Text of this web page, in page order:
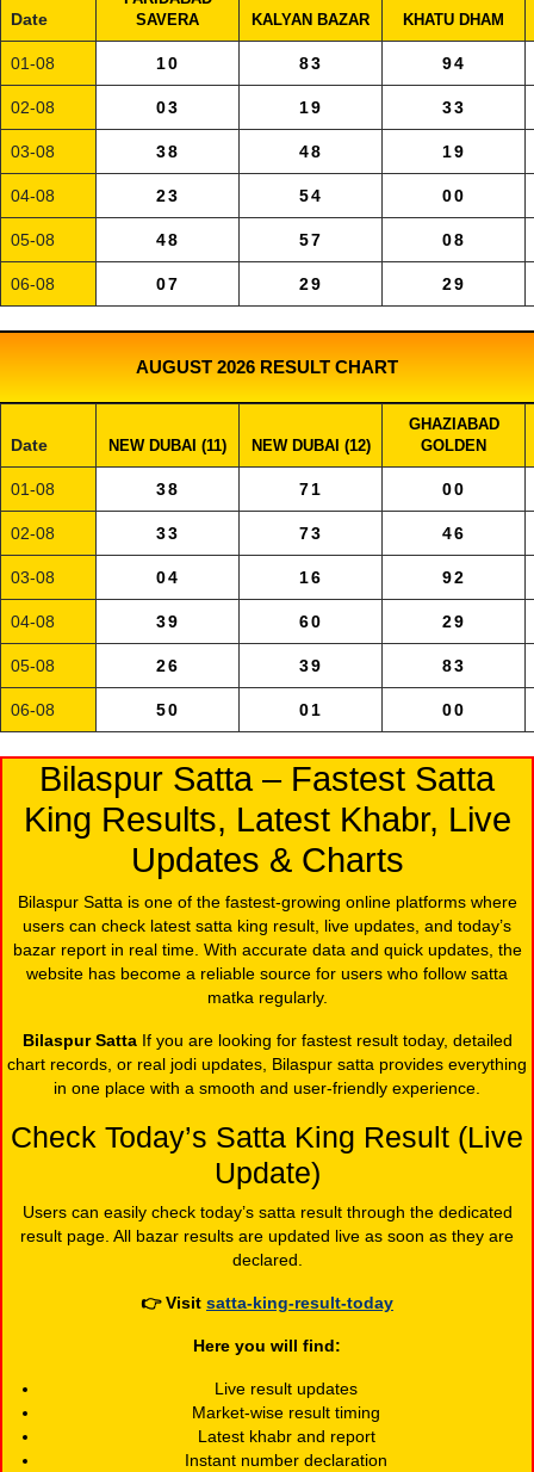
Date
SAVERA
KALYAN BAZAR KHATU DHAM
01-08 10 83 94
02-08 03 19 33
03-08 38 48 19
04-08 23 54 00
05-08 48 57 08
06-08 07 29 29
AUGUST 2026 RESULT CHART
Date NEW DUBAI (11) NEW DUBAI (12)
GHAZIABAD
GOLDEN
01-08 38 71 00
02-08 33 73 46
03-08 04 16 92
04-08 39 60 29
05-08 26 39 83
06-08 50 01 00
Bilaspur Satta – Fastest Satta
King Results, Latest Khabr, Live
Updates & Charts
Bilaspur Satta is one of the fastest-growing online platforms where
users can check latest satta king result, live updates, and today’s
bazar report in real time. With accurate data and quick updates, the
website has become a reliable source for users who follow satta
matka regularly.
Bilaspur Satta If you are looking for fastest result today, detailed
chart records, or real jodi updates, Bilaspur satta provides everything
in one place with a smooth and user-friendly experience.
Check Today’s Satta King Result (Live
Update)
Users can easily check today’s satta result through the dedicated
result page. All bazar results are updated live as soon as they are
declared.
👉Visit satta-king-result-today
Here you will find:
Live result updates
Market-wise result timing
Latest khabr and report
Instant number declaration